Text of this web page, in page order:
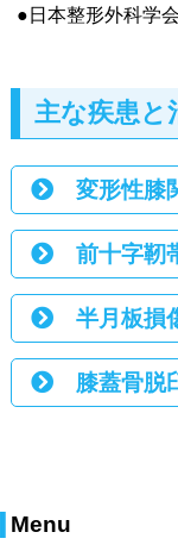
●日本整形外科学会
主な疾患と
変形性膝
前十字靭
半月板損
膝蓋骨脱
Menu